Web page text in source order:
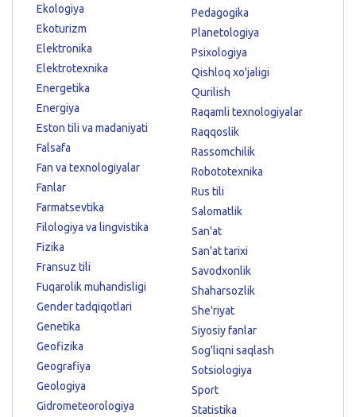
Ekologiya
Ekoturizm
Elektronika
Elektrotexnika
Energetika
Energiya
Eston tili va madaniyati
Falsafa
Fan va texnologiyalar
Fanlar
Farmatsevtika
Filologiya va lingvistika
Fizika
Fransuz tili
Fuqarolik muhandisligi
Gender tadqiqotlari
Genetika
Geofizika
Geografiya
Geologiya
Gidrometeorologiya
Pedagogika
Planetologiya
Psixologiya
Qishloq xo'jaligi
Qurilish
Raqamli texnologiyalar
Raqqoslik
Rassomchilik
Robototexnika
Rus tili
Salomatlik
San'at
San'at tarixi
Savodxonlik
Shaharsozlik
She'riyat
Siyosiy fanlar
Sog'liqni saqlash
Sotsiologiya
Sport
Statistika